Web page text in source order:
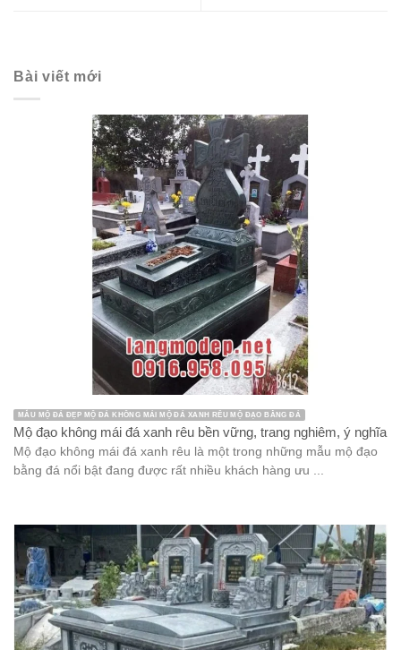
Bài viết mới
MẪU MỘ ĐÁ ĐẸP MỘ ĐÁ KHÔNG MÁI MỘ ĐÁ XANH RÊU MỘ ĐẠO BẰNG ĐÁ
Mộ đạo không mái đá xanh rêu bền vững, trang nghiêm, ý nghĩa
Mộ đạo không mái đá xanh rêu là một trong những mẫu mộ đạo
bằng đá nổi bật đang được rất nhiều khách hàng ưu ...